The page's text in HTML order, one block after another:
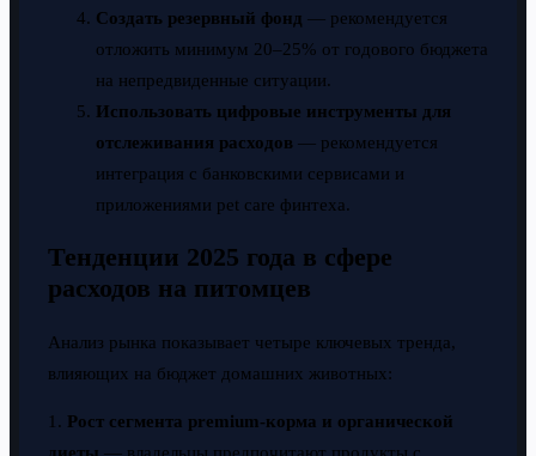
Создать резервный фонд — рекомендуется
отложить минимум 20–25% от годового бюджета
на непредвиденные ситуации.
Использовать цифровые инструменты для
отслеживания расходов — рекомендуется
интеграция с банковскими сервисами и
приложениями pet care финтеха.
Тенденции 2025 года в сфере
расходов на питомцев
Анализ рынка показывает четыре ключевых тренда,
влияющих на бюджет домашних животных:
1. Рост сегмента premium-корма и органической